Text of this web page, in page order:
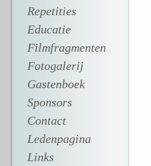
Repetities
Educatie
Filmfragmenten
Fotogalerij
Gastenboek
Sponsors
Contact
Ledenpagina
Links